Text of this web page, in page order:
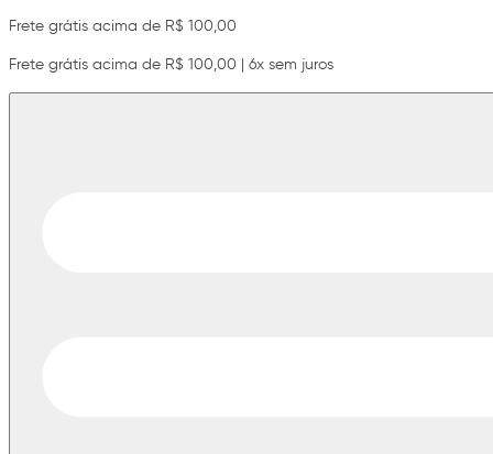
Frete grátis acima de R$ 100,00
Frete grátis acima de R$ 100,00 | 6x sem juros